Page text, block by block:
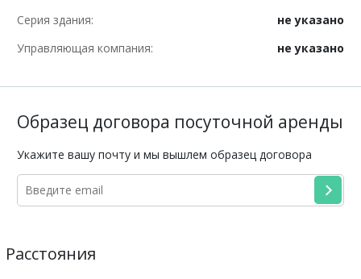
Серия здания:
не указано
Управляющая компания:
не указано
Образец договора посуточной аренды
Укажите вашу почту и мы вышлем образец договора
Расстояния